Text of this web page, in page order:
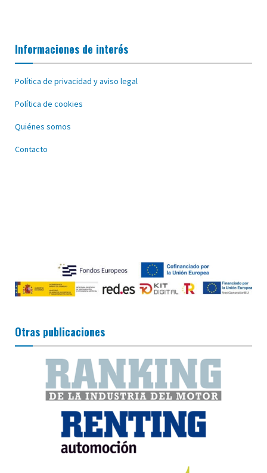
Informaciones de interés
Política de privacidad y aviso legal
Política de cookies
Quiénes somos
Contacto
Otras publicaciones